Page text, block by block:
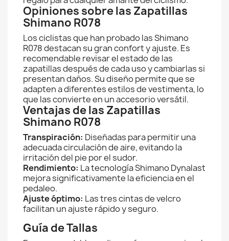
Opiniones sobre las Zapatillas
Shimano R078
Los ciclistas que han probado las Shimano
R078 destacan su gran confort y ajuste. Es
recomendable revisar el estado de las
zapatillas después de cada uso y cambiarlas si
presentan daños. Su diseño permite que se
adapten a diferentes estilos de vestimenta, lo
que las convierte en un accesorio versátil.
Ventajas de las Zapatillas
Shimano R078
Transpiración: Diseñadas para permitir una
adecuada circulación de aire, evitando la
irritación del pie por el sudor.
Rendimiento: La tecnología Shimano Dynalast
mejora significativamente la eficiencia en el
pedaleo.
Ajuste óptimo: Las tres cintas de velcro
facilitan un ajuste rápido y seguro.
Guía de Tallas